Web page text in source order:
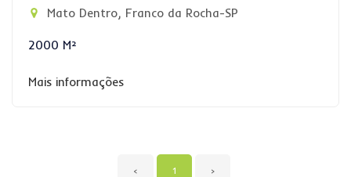
Mato Dentro, Franco da Rocha-SP
2000 M²
Mais informações
‹ 1 ›